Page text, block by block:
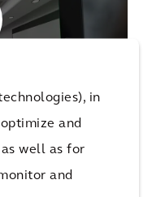
in
and
well as for
and
Arcadis